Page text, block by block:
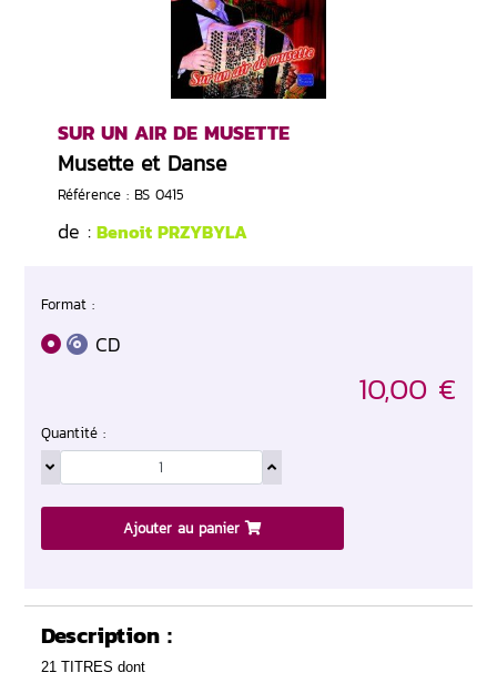
SUR UN AIR DE MUSETTE
Musette et Danse
Référence : BS 0415
de : Benoit PRZYBYLA
Format :
CD
10,00 €
Quantité :
Ajouter au panier
Description :
21 TITRES dont